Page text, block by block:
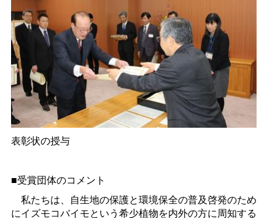
表彰状の授与
■受賞団体のコメント
私たちは、自生地の保護と環境保全の普及啓発のため
にイズモコバイモという希少植物を内外の方に周知する